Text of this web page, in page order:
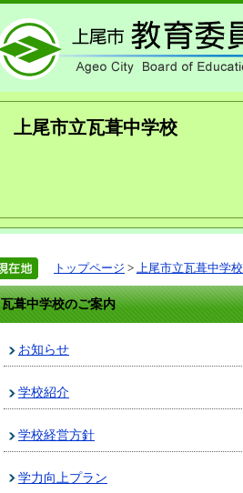
上尾市立瓦葺中学校
トップページ > 上尾市立瓦葺中学校
瓦葺中学校のご案内
お知らせ
学校紹介
学校経営方針
学力向上プラン